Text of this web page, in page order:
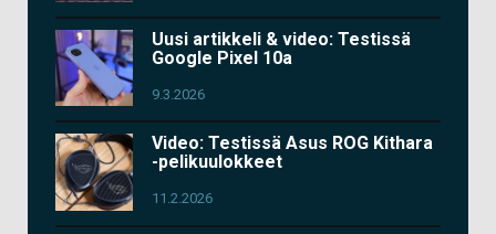
Uusi artikkeli & video: Testissä
Google Pixel 10a
9.3.2026
Video: Testissä Asus ROG Kithara
-pelikuulokkeet
11.2.2026